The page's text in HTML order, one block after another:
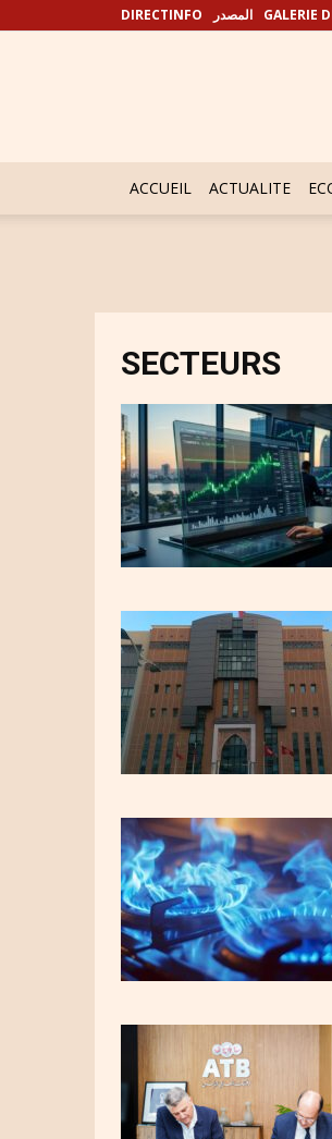
DIRECTINFO المصدر GALERIE
ACCUEIL ACTUALITE
SECTEURS